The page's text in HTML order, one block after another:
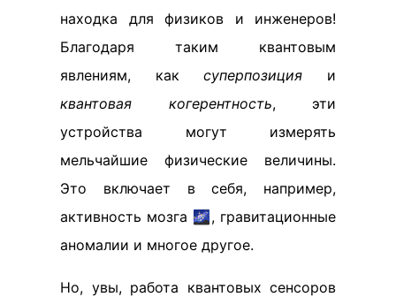
находка для физиков и инженеров!
Благодаря таким квантовым
явлениям, каксуперпозиция и
квантовая когерентность, эти
устройства могут измерять
мельчайшие физические величины.
Это включает в себя, например,
активность мозга 🌌, гравитационные
аномалии и многое другое.
Но, увы, работа квантовых сенсоров